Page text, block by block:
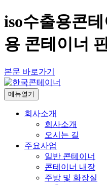
iso수출용콘
용 콘테이너
본문 바로가기
메뉴열기
회사소개
회사소개
오시는 길
주요사업
일반 콘테이너
콘테이너 내장
주방 및 화장실